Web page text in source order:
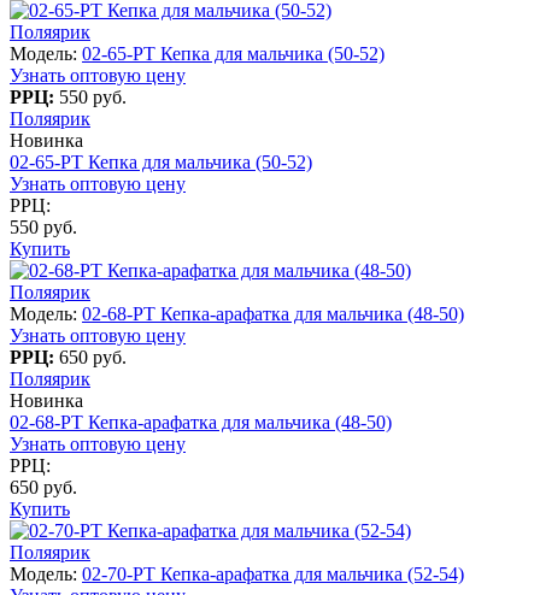
Поляярик
Модель: 02-65-PT Кепка для мальчика (50-52)
Узнать оптовую цену
РРЦ: 550 руб.
Поляярик
Новинка
02-65-PT Кепка для мальчика (50-52)
Узнать оптовую цену
РРЦ:
550 руб.
Купить
Поляярик
Модель: 02-68-PT Кепка-арафатка для мальчика (48-50)
Узнать оптовую цену
РРЦ: 650 руб.
Поляярик
Новинка
02-68-PT Кепка-арафатка для мальчика (48-50)
Узнать оптовую цену
РРЦ:
650 руб.
Купить
Поляярик
Модель: 02-70-PT Кепка-арафатка для мальчика (52-54)